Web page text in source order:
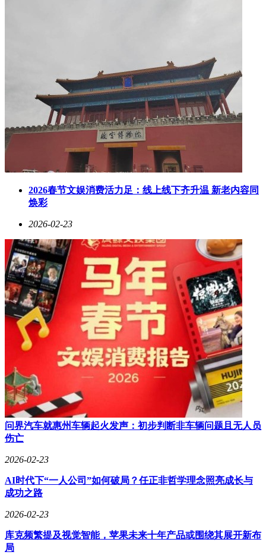
2026春节文娱消费活力足：线上线下齐升温 新老内容同
焕彩
2026-02-23
问界汽车就惠州车辆起火发声：初步判断非车辆问题且无人员
伤亡
2026-02-23
AI时代下“一人公司”如何破局？任正非哲学理念照亮成长与
成功之路
2026-02-23
库克频繁提及视觉智能，苹果未来十年产品或围绕其展开新布
局